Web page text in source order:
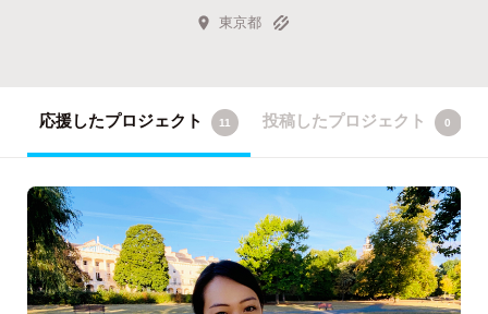
東京都
応援したプロジェクト 11 投稿したプロジェクト 0